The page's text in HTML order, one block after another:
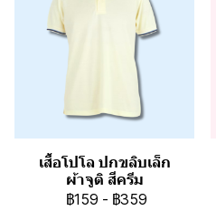
เสื้อโปโล ปกขลิบเล็ก
ผ้าจูติ สีครีม
฿159 - ฿359